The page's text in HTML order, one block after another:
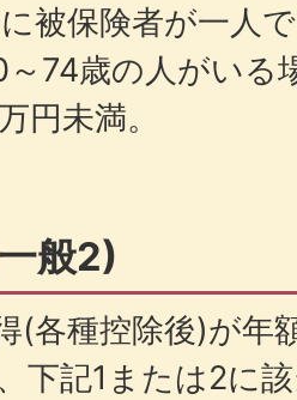
被保険者が一人
74歳の人がいる
円未満。
般2)
(各種控除後)が年
下記1または2に